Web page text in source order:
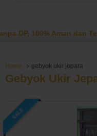
Aman dan
Home gebyok ukir jepara
Gebyok Ukir
SALE